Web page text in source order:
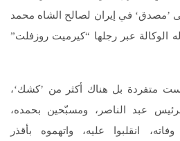
’مصدق‘ في إيران لصالح الشاه محمد
عبر رجلها “كيرميت روزفلت”
متفردة بل هناك أكثر من ’كشك‘،
عبد الناصر، ومسبّحين بحمده،
انقلبوا عليه، واتهموه بأقذر